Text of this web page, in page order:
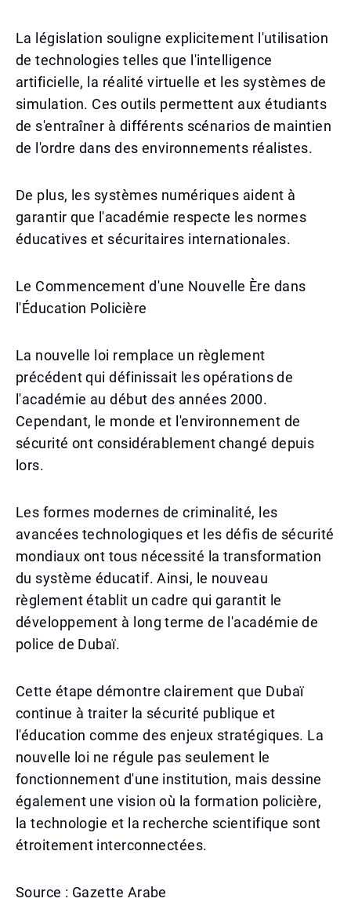
La législation souligne explicitement l'utilisation
de technologies telles que l'intelligence
artificielle, la réalité virtuelle et les systèmes de
simulation. Ces outils permettent aux étudiants
de s'entraîner à différents scénarios de maintien
de l'ordre dans des environnements réalistes.
De plus, les systèmes numériques aident à
garantir que l'académie respecte les normes
éducatives et sécuritaires internationales.
Le Commencement d'une Nouvelle Ère dans
l'Éducation Policière
La nouvelle loi remplace un règlement
précédent qui définissait les opérations de
l'académie au début des années 2000.
Cependant, le monde et l'environnement de
sécurité ont considérablement changé depuis
lors.
Les formes modernes de criminalité, les
avancées technologiques et les défis de sécurité
mondiaux ont tous nécessité la transformation
du système éducatif. Ainsi, le nouveau
règlement établit un cadre qui garantit le
développement à long terme de l'académie de
police de Dubaï.
Cette étape démontre clairement que Dubaï
continue à traiter la sécurité publique et
l'éducation comme des enjeux stratégiques. La
nouvelle loi ne régule pas seulement le
fonctionnement d'une institution, mais dessine
également une vision où la formation policière,
la technologie et la recherche scientifique sont
étroitement interconnectées.
Source : Gazette Arabe